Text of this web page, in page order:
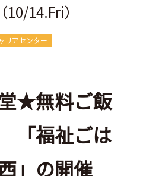
14.Fri）
リアセンター
★無料ご飯
「福祉ごは
」の開催